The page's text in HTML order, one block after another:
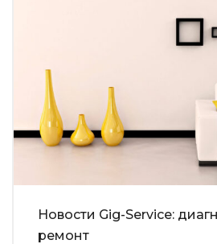
Новости Gig-Service:
ремонт